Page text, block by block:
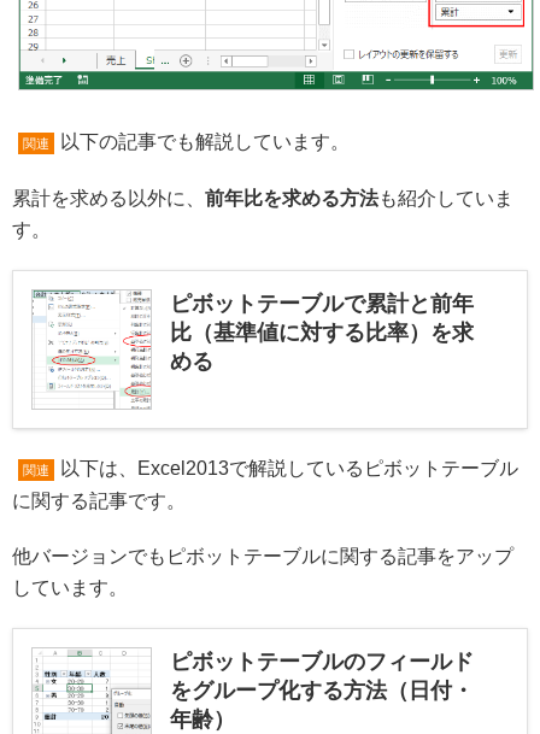
関連 以下の記事でも解説しています。
累計を求める以外に、 前年比を求める方法も紹介していま
す。
ピボットテーブルで累計と前年
比（基準値に対する比率）を求
める
関連
以下は、Excel2013で解説しているピボットテーブル
に関する記事です。
他バージョンでもピボットテーブルに関する記事をアップ
しています。
ピボットテーブルのフィールド
をグループ化する方法（日付・
年齢）